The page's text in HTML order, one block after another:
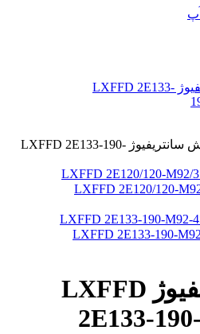
هواکش سانتریفیوژ LXFFD 2E133-190-
هواکش سانتریفیوژ LXFFD
2E133-